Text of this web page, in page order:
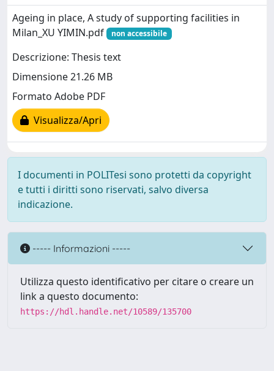
Ageing in place, A study of supporting facilities in
Milan_XU YIMIN.pdf
non accessibile
Descrizione: Thesis text
Dimensione 21.26 MB
Formato Adobe PDF
Visualizza/Apri
I documenti in POLITesi sono protetti da copyright
e tutti i diritti sono riservati, salvo diversa
indicazione.
----- Informazioni -----
Utilizza questo identificativo per citare o creare un
link a questo documento:
https://hdl.handle.net/10589/135700